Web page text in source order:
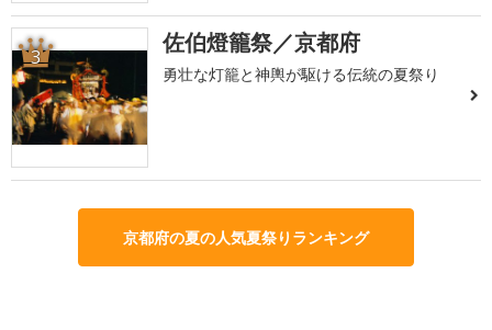
3 佐伯燈籠祭／京都府
勇壮な灯籠と神輿が駆ける伝統の夏祭り
京都府の夏の人気夏祭りランキング